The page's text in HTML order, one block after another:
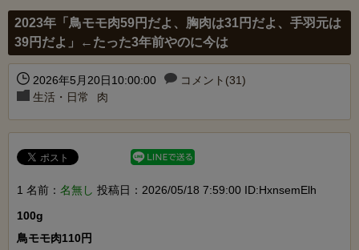
2023年「鳥モモ肉59円だよ、胸肉は31円だよ、手羽元は
39円だよ」←たった3年前やのに今は
2026年5月20日10:00:00
コメント(31)
生活・日常
肉
1 名前： 名無し 投稿日：2026/05/18 7:59:00 ID:HxnsemElh
100g
鳥モモ肉110円